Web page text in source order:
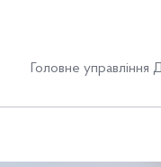
Головне управління